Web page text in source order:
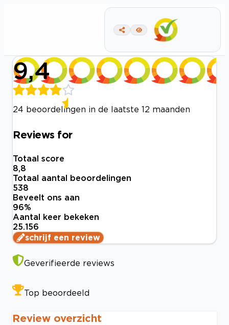
9,4
24 beoordelingen in de laatste 12 maanden
Reviews for
Totaal score
8,8
Totaal aantal beoordelingen
538
Beveelt ons aan
96%
Aantal keer bekeken
25.156
schrijf een review
Geverifieerde reviews
Top beoordeeld
Review overzicht